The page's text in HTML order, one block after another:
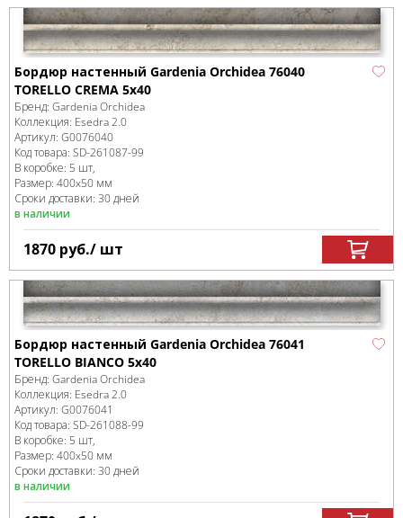
Бордюр настенный Gardenia Orchidea 76040
TORELLO CREMA 5x40
Бренд: Gardenia Orchidea
Коллекция: Esedra 2.0
Артикул: G0076040
Код товара: SD-261087-99
В коробке: 5 шт,
Размер: 400x50 мм
Сроки доставки: 30 дней
в наличии
1870 руб./ шт
Бордюр настенный Gardenia Orchidea 76041
TORELLO BIANCO 5x40
Бренд: Gardenia Orchidea
Коллекция: Esedra 2.0
Артикул: G0076041
Код товара: SD-261088-99
В коробке: 5 шт,
Размер: 400x50 мм
Сроки доставки: 30 дней
в наличии